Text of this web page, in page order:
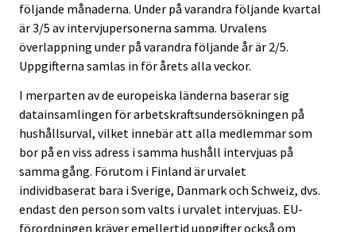
följande månaderna. Under på varandra följande kvartal
är 3/5 av intervjupersonerna samma. Urvalens
överlappning under på varandra följande år är 2/5.
Uppgifterna samlas in för årets alla veckor.
I merparten av de europeiska länderna baserar sig
datainsamlingen för arbetskraftsundersökningen på
hushållsurval, vilket innebär att alla medlemmar som
bor på en viss adress i samma hushåll intervjuas på
samma gång. Förutom i Finland är urvalet
individbaserat bara i Sverige, Danmark och Schweiz, dvs.
endast den person som valts i urvalet intervjuas. EU-
förordningen kräver emellertid uppgifter också om